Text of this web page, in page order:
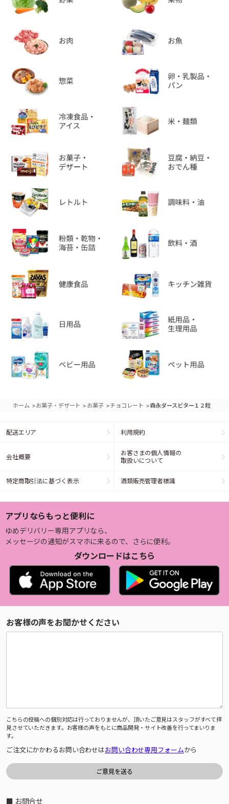
ホーム >お菓子・デザート > お菓子 >チョコレート >森永ダースビター１２粒
配送エリア 利用規約
会社概要
お客さまの個人情報の
取扱いについて
特定商取引法に基づく表示 酒類販売管理者標識
アプリならもっと便利に
ゆめデリバリー専用アプリなら、
メッセージの通知がスマホに来るので、さらに便利。
ダウンロードはこちら
お客様の声をお聞かせください
こちらの投稿への個別対応は行っておりませんが、頂いたご意見はスタッフがすべて拝
見させていただきます。お客様の声をもとに商品開発・サイト改善を行ってまいりま
す。
ご注文にかかわるお問い合わせはお問い合わせ専用フォームから
■ お問合せ